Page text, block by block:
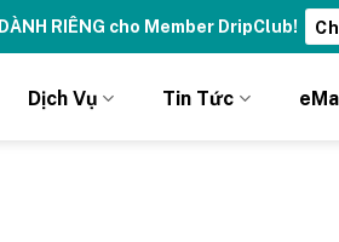
RIÊNG cho Member DripClub!
Dịch Vụ Tin Tức